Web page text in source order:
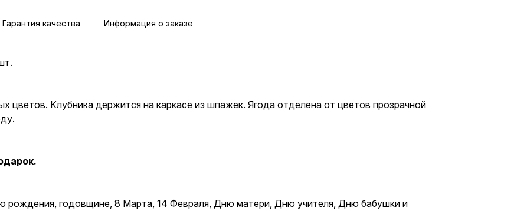
внимания и заботы. Букет из
Гарантия качества Информация о заказе
цветов. Клубника держится на каркасе из шпажек. Ягода отделена от цветов прозрачной
рождения, годовщине, 8 Марта, 14 Февраля, Дню матери, Дню учителя, Дню бабушки и